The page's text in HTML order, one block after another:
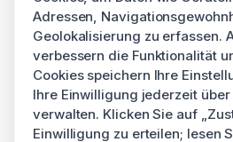
Adressen,
Geolokalisierung zu erfassen.
verbessern die Funktionalität
Cookies speichern Ihre
Ihre Einwilligung jederzeit über
verwalten. Klicken Sie auf
Einwilligung zu erteilen; lesen